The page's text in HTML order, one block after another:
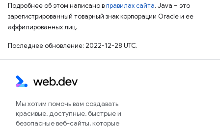
Подробнее об этом написано вправилах сайта. Java – это
зарегистрированный товарный знак корпорации Oracle и ее
аффилированных лиц.
Последнее обновление: 2022-12-28 UTC.
Мы хотим помочь вам создавать
красивые, доступные, быстрые и
безопасные веб-сайты, которые